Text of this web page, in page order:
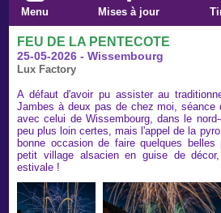
Menu Mises à jour
FEU DE LA PENTECOTE
25-05-2026 - Wissembourg
Lux Factory
A défaut d'avoir pu assister au
Jambes à deux pas de chez moi, séance
avec celui de Wissembourg, dans le
peu plus loin certes, mais l'appel de la
bonne occasion de faire quelques
petit village alsacien en guise de
estivale !